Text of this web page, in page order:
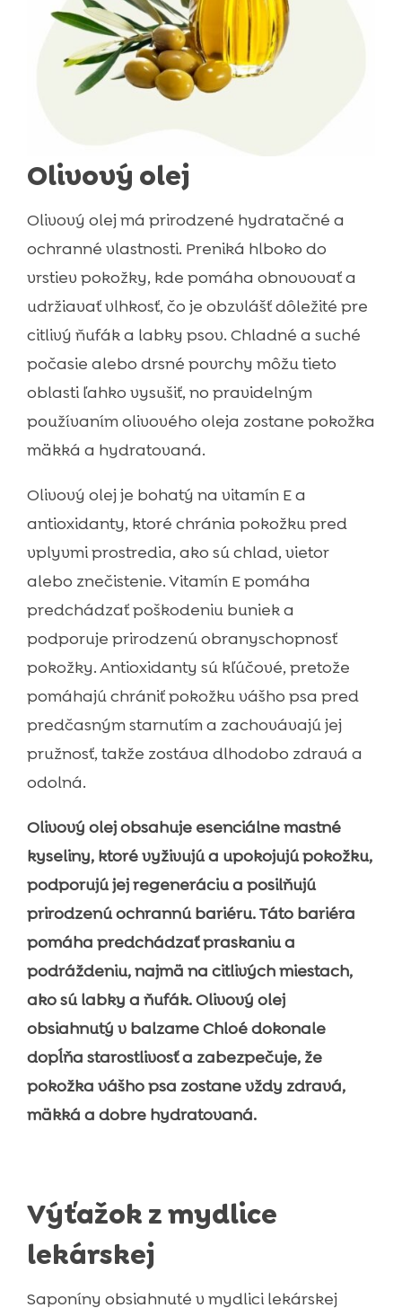
Olivový olej
Olivový olej má prirodzené hydratačné a
ochranné vlastnosti. Preniká hlboko do
vrstiev pokožky, kde pomáha obnovovať a
udržiavať vlhkosť, čo je obzvlášť dôležité pre
citlivý ňufák a labky psov. Chladné a suché
počasie alebo drsné povrchy môžu tieto
oblasti ľahko vysušiť, no pravidelným
používaním olivového oleja zostane pokožka
mäkká a hydratovaná.
Olivový olej je bohatý na vitamín E a
antioxidanty, ktoré chránia pokožku pred
vplyvmi prostredia, ako sú chlad, vietor
alebo znečistenie. Vitamín E pomáha
predchádzať poškodeniu buniek a
podporuje prirodzenú obranyschopnosť
pokožky. Antioxidanty sú kľúčové, pretože
pomáhajú chrániť pokožku vášho psa pred
predčasným starnutím a zachovávajú jej
pružnosť, takže zostáva dlhodobo zdravá a
odolná.
Olivový olej obsahuje esenciálne mastné
kyseliny, ktoré vyživujú a upokojujú pokožku,
podporujú jej regeneráciu a posilňujú
prirodzenú ochrannú bariéru. Táto bariéra
pomáha predchádzať praskaniu a
podráždeniu, najmä na citlivých miestach,
ako sú labky a ňufák. Olivový olej
obsiahnutý v balzame Chloé dokonale
dopĺňa starostlivosť a zabezpečuje, že
pokožka vášho psa zostane vždy zdravá,
mäkká a dobre hydratovaná.
Výťažok z mydlice
lekárskej
Saponíny obsiahnuté v mydlici lekárskej